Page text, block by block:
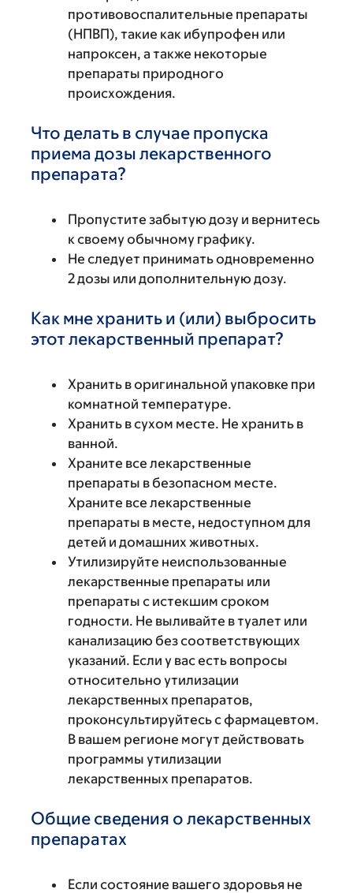
противовоспалительные препараты
(НПВП), такие как ибупрофен или
напроксен, а также некоторые
препараты природного
происхождения.
Что делать в случае пропуска
приема дозы лекарственного
препарата?
Пропустите забытую дозу и вернитесь
к своему обычному графику.
Не следует принимать одновременно
2 дозы или дополнительную дозу.
Как мне хранить и (или) выбросить
этот лекарственный препарат?
Хранить в оригинальной упаковке при
комнатной температуре.
Хранить в сухом месте. Не хранить в
ванной.
Храните все лекарственные
препараты в безопасном месте.
Храните все лекарственные
препараты в месте, недоступном для
детей и домашних животных.
Утилизируйте неиспользованные
лекарственные препараты или
препараты с истекшим сроком
годности. Не выливайте в туалет или
канализацию без соответствующих
указаний. Если у вас есть вопросы
относительно утилизации
лекарственных препаратов,
проконсультируйтесь с фармацевтом.
В вашем регионе могут действовать
программы утилизации
лекарственных препаратов.
Общие сведения о лекарственных
препаратах
Если состояние вашего здоровья не